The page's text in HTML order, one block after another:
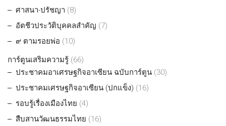
ศาสนา-ปรัชญา (8)
อัตชีวประวัติบุคคลสำคัญ (7)
๙ ตามรอยพ่อ (10)
การ์ตูนเสริมความรู้ (66)
ประชาคมอาเศรษฐกิจอาเซียน ฉบับการ์ตูน (30)
ประชาคมเศรษฐกิจอาเซียน (ปกแข็ง) (16)
รอบรู้เรื่องเมืองไทย (4)
สืบสานวัฒนธรรมไทย (16)